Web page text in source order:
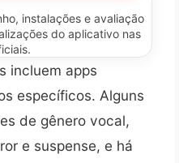
instalações e avaliação
do aplicativo nas
incluem apps
específicos. Alguns
de gênero vocal,
e suspense, e há